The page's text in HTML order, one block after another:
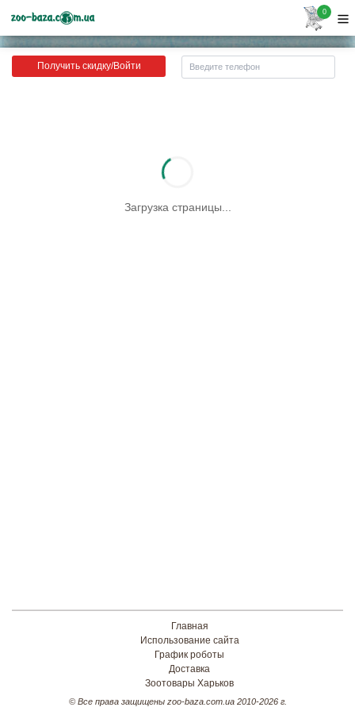
0
Получить скидку/Войти
Загрузка страницы...
Главная
Использование сайта
График роботы
Доставка
Зоотовары Харьков
© Все права защищены zoo-baza.com.ua 2010-2026 г.